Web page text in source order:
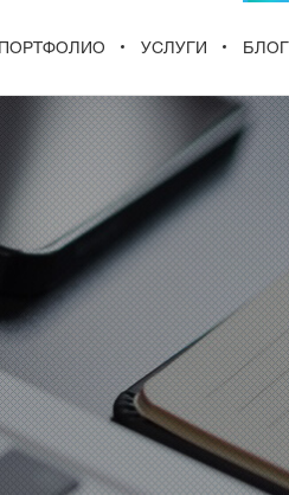
ПОРТФОЛИО УСЛУГИ БЛОГ